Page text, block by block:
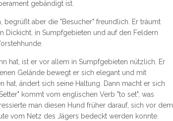
gebändigt ist.
begrüßt aber die "Besucher" freundlich. Er träumt
Dickicht, in Sumpfgebieten und auf den Feldern
hat, ist er vor allem in Sumpfgebieten nützlich. Er
Gelände bewegt er sich elegant und mit
ändert sich seine Haltung. Dann macht er sich
kommt vom englischen Verb "to set", was
man diesen Hund früher darauf, sich vor dem
vom Netz des Jägers bedeckt werden konnte.